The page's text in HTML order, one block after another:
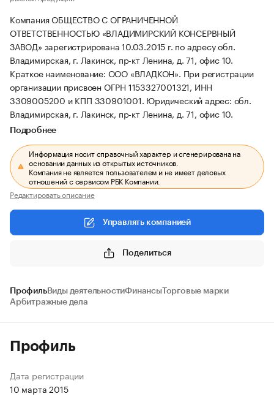
Компания ОБЩЕСТВО С ОГРАНИЧЕННОЙ
ОТВЕТСТВЕННОСТЬЮ «ВЛАДИМИРСКИЙ КОНСЕРВНЫЙ
ЗАВОД» зарегистрирована 10.03.2015 г. по адресу обл.
Владимирская, г. Лакинск, пр-кт Ленина, д. 71, офис 10.
Краткое наименование: ООО «ВЛАДКОН». При регистрации
организации присвоен ОГРН 1153327001321, ИНН
3309005200 и КПП 330901001. Юридический адрес: обл.
Владимирская, г. Лакинск, пр-кт Ленина, д. 71, офис 10.
Подробнее
Информация носит справочный характер и сгенерирована на
основании данных из открытых источников.
Компания не является пользователем и не имеет деловых
отношений с сервисом РБК Компании.
Редактировать описание
Управлять компанией
Поделиться
ПрофильВиды деятельностиФинансыТорговые марки
Арбитражные дела
Профиль
Дата регистрации
10 марта 2015